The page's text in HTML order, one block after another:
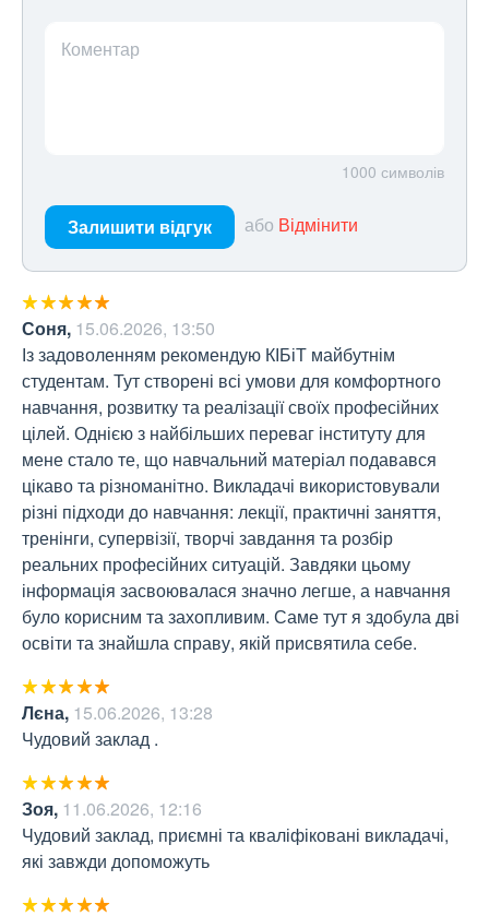
Коментар
1000 символів
Залишити відгук або Відмінити
Соня, 15.06.2026, 13:50
Із задоволенням рекомендую КІБіТ майбутнім
студентам. Тут створені всі умови для комфортного
навчання, розвитку та реалізації своїх професійних
цілей. Однією з найбільших переваг інституту для
мене стало те, що навчальний матеріал подавався
цікаво та різноманітно. Викладачі використовували
різні підходи до навчання: лекції, практичні заняття,
тренінги, супервізії, творчі завдання та розбір
реальних професійних ситуацій. Завдяки цьому
інформація засвоювалася значно легше, а навчання
було корисним та захопливим. Саме тут я здобула дві
освіти та знайшла справу, якій присвятила себе.
Лєна, 15.06.2026, 13:28
Чудовий заклад .
Зоя, 11.06.2026, 12:16
Чудовий заклад, приємні та кваліфіковані викладачі,
які завжди допоможуть